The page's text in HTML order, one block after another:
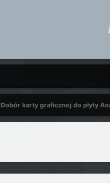
Dobór karty graficznej do płyty